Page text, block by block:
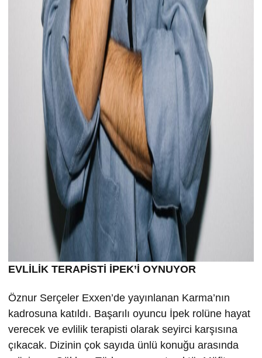
EVLİLİK TERAPİSTİ İPEK’İ OYNUYOR
Öznur Serçeler Exxen’de yayınlanan Karma’nın
kadrosuna katıldı. Başarılı oyuncu İpek rolüne hayat
verecek ve evlilik terapisti olarak seyirci karşısına
çıkacak. Dizinin çok sayıda ünlü konuğu arasında